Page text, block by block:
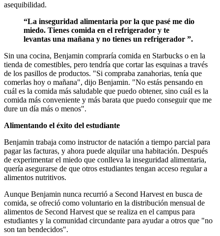
asequibilidad.
“La inseguridad alimentaria por la que pasé me dio
miedo. Tienes comida en el refrigerador y te
levantas una mañana y no tienes un refrigerador ”.
Sin una cocina, Benjamin compraría comida en Starbucks o en la
tienda de comestibles, pero tendría que cortar las esquinas a través
de los pasillos de productos. "Si compraba zanahorias, tenía que
comerlas hoy o mañana", dijo Benjamin. "No estás pensando en
cuál es la comida más saludable que puedo obtener, sino cuál es la
comida más conveniente y más barata que puedo conseguir que me
dure un día más o menos".
Alimentando el éxito del estudiante
Benjamin trabaja como instructor de natación a tiempo parcial para
pagar las facturas, y ahora puede alquilar una habitación. Después
de experimentar el miedo que conlleva la inseguridad alimentaria,
quería asegurarse de que otros estudiantes tengan acceso regular a
alimentos nutritivos.
Aunque Benjamin nunca recurrió a Second Harvest en busca de
comida, se ofreció como voluntario en la distribución mensual de
alimentos de Second Harvest que se realiza en el campus para
estudiantes y la comunidad circundante para ayudar a otros que "no
son tan bendecidos".